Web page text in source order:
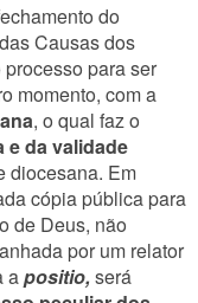
do
Causas dos
para ser
momento, com a
, o qual faz o
e da validade
diocesana. Em
cópia pública para
de Deus, não
por um relator
apositio, será